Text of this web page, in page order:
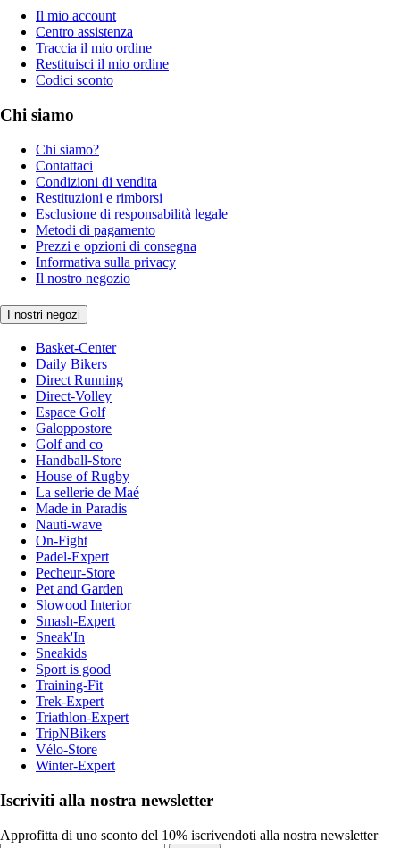
Il mio account
Centro assistenza
Traccia il mio ordine
Restituisci il mio ordine
Codici sconto
Chi siamo
Chi siamo?
Contattaci
Condizioni di vendita
Restituzioni e rimborsi
Esclusione di responsabilità legale
Metodi di pagamento
Prezzi e opzioni di consegna
Informativa sulla privacy
Il nostro negozio
I nostri negozi
Basket-Center
Daily Bikers
Direct Running
Direct-Volley
Espace Golf
Galoppostore
Golf and co
Handball-Store
House of Rugby
La sellerie de Maé
Made in Paradis
Nauti-wave
On-Fight
Padel-Expert
Pecheur-Store
Pet and Garden
Slowood Interior
Smash-Expert
Sneak'In
Sneakids
Sport is good
Training-Fit
Trek-Expert
Triathlon-Expert
TripNBikers
Vélo-Store
Winter-Expert
Iscriviti alla nostra newsletter
Approfitta di uno sconto del 10% iscrivendoti alla nostra newsletter